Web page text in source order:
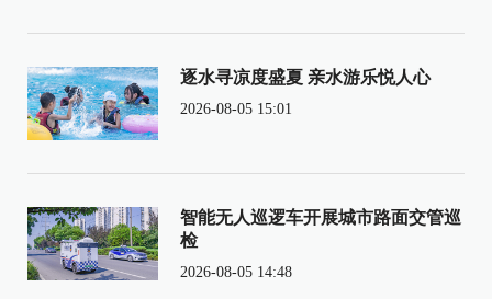
逐水寻凉度盛夏 亲水游乐悦人心
2026-08-05 15:01
智能无人巡逻车开展城市路面交管巡
检
2026-08-05 14:48